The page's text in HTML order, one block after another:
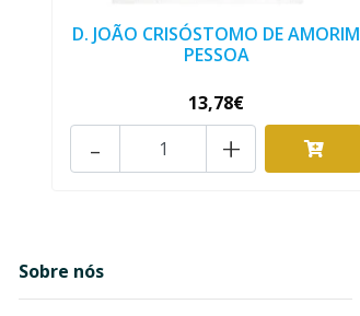
D. JOÃO CRISÓSTOMO DE AMORIM
PESSOA
13,78€
+
-
Sobre nós